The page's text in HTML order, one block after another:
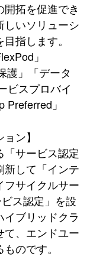
拓を促進でき
しいソリューシ
指します。
」
護」「データ
ビスプロバイ
」
ン】
サービス認定
新して「インテ
フサイクルサー
ス認定」を設
ブリッドクラ
て、エンドユー
のです。